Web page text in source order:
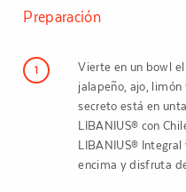
Preparación
1
Vierte en un bowl
jalapeño, ajo,
secreto está en
LIBANIUS® con
LIBANIUS®
encima y disfruta